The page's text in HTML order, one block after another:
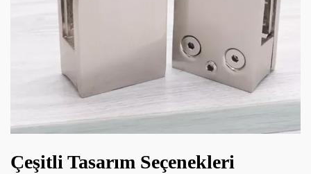
Çeşitli Tasarım Seçenekleri